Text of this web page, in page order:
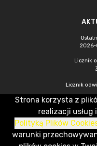
2026-
Licznik
Licznik
CMS & Hosting: Nefeni Sp. z o.o.
Strona korzysta z
realizacji usług
Polityką Plików
warunki